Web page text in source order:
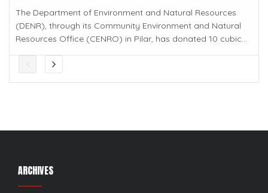
The Department of Environment and Natural Resources
(DENR), through its Community Environment and Natural
Resources Office (CENRO) in Pilar, has donated 10 cubic...
ARCHIVES